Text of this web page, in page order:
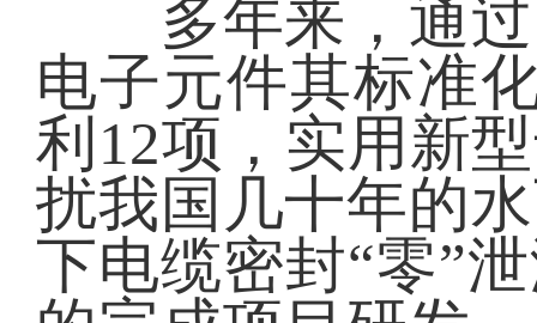
多年来，通过
电子元件其标准
利12项，实用新
扰我国几十年的
下电缆密封“零”